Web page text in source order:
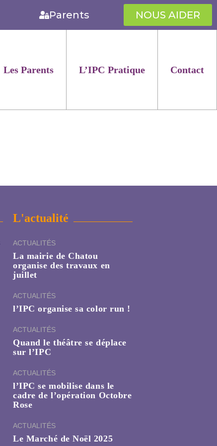
Parents NOUS AIDER
Les Parents L’IPC Pratique Contact
L'actualité
ACTUALITÉS
La mairie de Chatou
organise des travaux en
juillet
ACTUALITÉS
l’IPC organise sa color run !
ACTUALITÉS
Quand le théâtre se déplace
sur l’IPC
ACTUALITÉS
l’IPC se mobilise dans le
cadre de l’opération Octobre
Rose
ACTUALITÉS
Le Marché de Noël 2025